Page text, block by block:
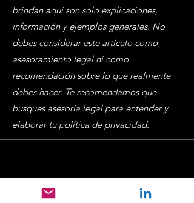
brindan aquí son solo explicaciones,
información y ejemplos generales. No
debes considerar este artículo como
asesoramiento legal ni como
recomendación sobre lo que realmente
debes hacer. Te recomendamos que
busques asesoría legal para entender y
elaborar tu política de privacidad.